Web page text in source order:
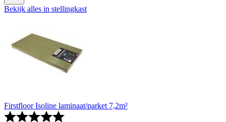
Bekijk alles in stellingkast
Firstfloor Isoline laminaat/parket 7,2m²